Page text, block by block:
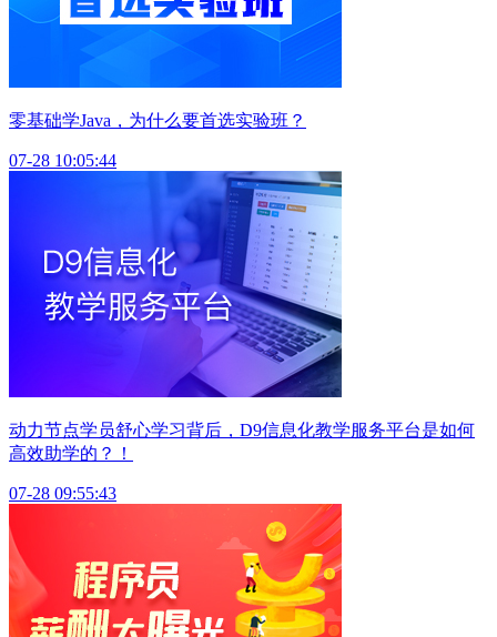
零基础学Java，为什么要首选实验班？
07-28 10:05:44
动力节点学员舒心学习背后，D9信息化教学服务平台是如何
高效助学的？！
07-28 09:55:43